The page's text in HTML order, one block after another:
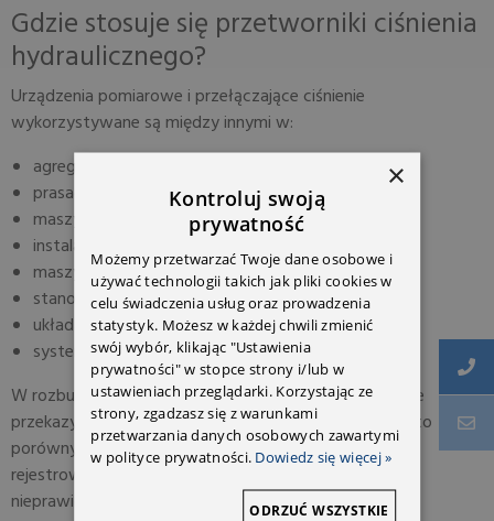
Gdzie stosuje się przetworniki ciśnienia
hydraulicznego?
Urządzenia pomiarowe i przełączające ciśnienie
wykorzystywane są między innymi w:
agregatach i zasilaczach hydraulicznych,
prasach i układach dociskowych,
maszynach produkcyjnych oraz obrabiarkach,
instalacjach smarowania i chłodzenia,
maszynach budowlanych i rolniczych,
stanowiskach diagnostycznych oraz testowych,
układach zabezpieczających pompy hydrauliczne,
systemach automatyki przemysłowej.
W rozbudowanych układach kilka przetworników może
przekazywać dane do jednego sterownika. Umożliwia to
porównywanie ciśnienia w różnych punktach instalacji,
rejestrowanie zmian i szybsze lokalizowanie przyczyn
nieprawidłowej pracy.
×
Kontroluj swoją
prywatność
Możemy przetwarzać Twoje dane osobowe i
używać technologii takich jak pliki cookies w
celu świadczenia usług oraz prowadzenia
statystyk. Możesz w każdej chwili zmienić
swój wybór, klikając "Ustawienia
prywatności" w stopce strony i/lub w
ustawieniach przeglądarki. Korzystając ze
strony, zgadzasz się z warunkami
przetwarzania danych osobowych zawartymi
w polityce prywatności. Dowiedz się więcej »
ODRZUĆ WSZYSTKIE